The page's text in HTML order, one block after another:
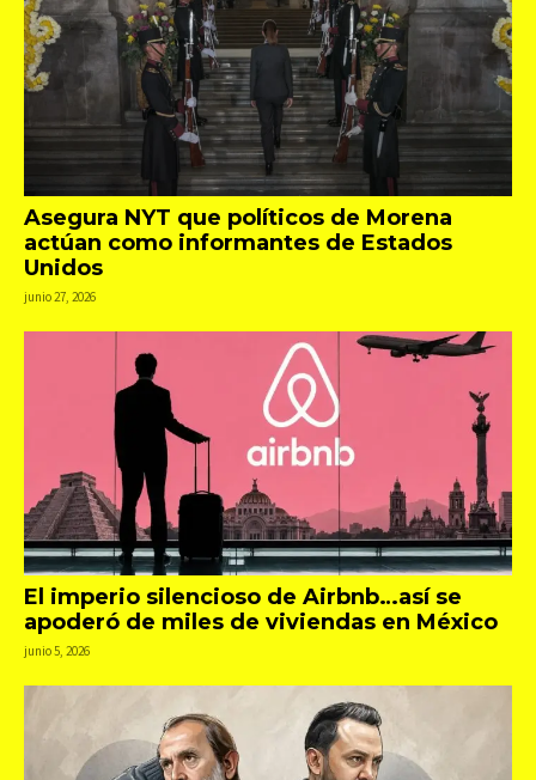
Asegura NYT que políticos de Morena
actúan como informantes de Estados
Unidos
junio 27, 2026
El imperio silencioso de Airbnb…así se
apoderó de miles de viviendas en México
junio 5, 2026